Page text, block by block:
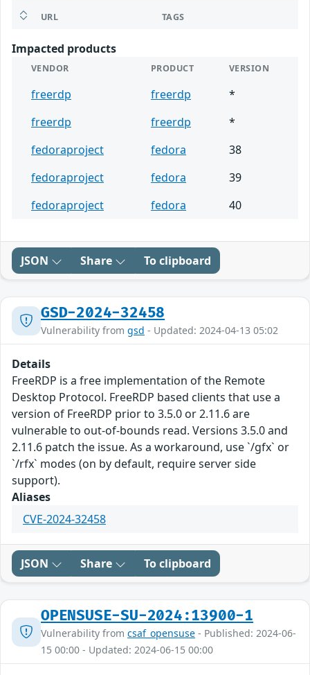
URL TAGS
Impacted products
VENDOR PRODUCT VERSION
freerdp freerdp
*
freerdp
freerdp
*
fedoraproject
fedora
38
fedoraproject
fedora
39
fedoraproject
fedora 40
JSON Share To clipboard
GSD-2024-32458
Vulnerability from gsd - Updated: 2024-04-13 05:02
Details
FreeRDP is a free implementation of the Remote
Desktop Protocol. FreeRDP based clients that use a
version of FreeRDP prior to 3.5.0 or 2.11.6 are
vulnerable to out-of-bounds read. Versions 3.5.0 and
2.11.6 patch the issue. As a workaround, use `/gfx` or
`/rfx` modes (on by default, require server side
support).
Aliases
CVE-2024-32458
JSON Share To clipboard
OPENSUSE-SU-2024:13900-1
Vulnerability from csaf_opensuse - Published: 2024-06-
15 00:00 - Updated: 2024-06-15 00:00